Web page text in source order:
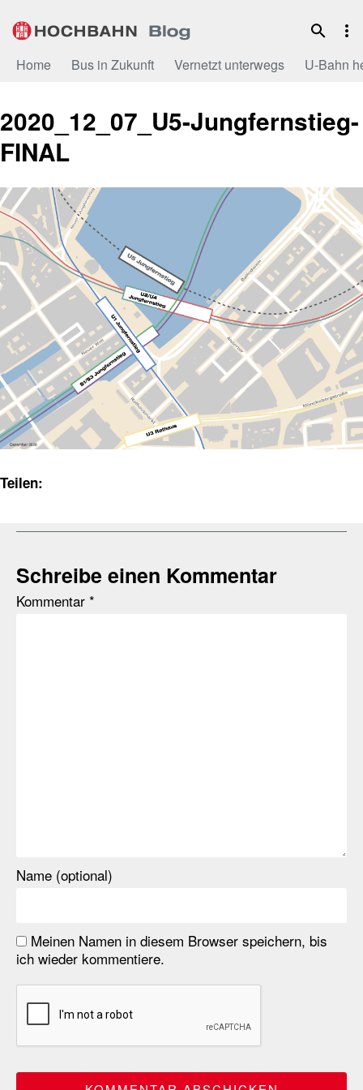
Inhalt
Home Bus in Zukunft Vernetzt unterwegs U-Bahn
2020_12_07_U5-Jungfernstieg-
FINAL
Teilen:
Schreibe einen Kommentar
Kommentar *
Name (optional)
Meinen Namen in diesem Browser speichern, bis
ich wieder kommentiere.